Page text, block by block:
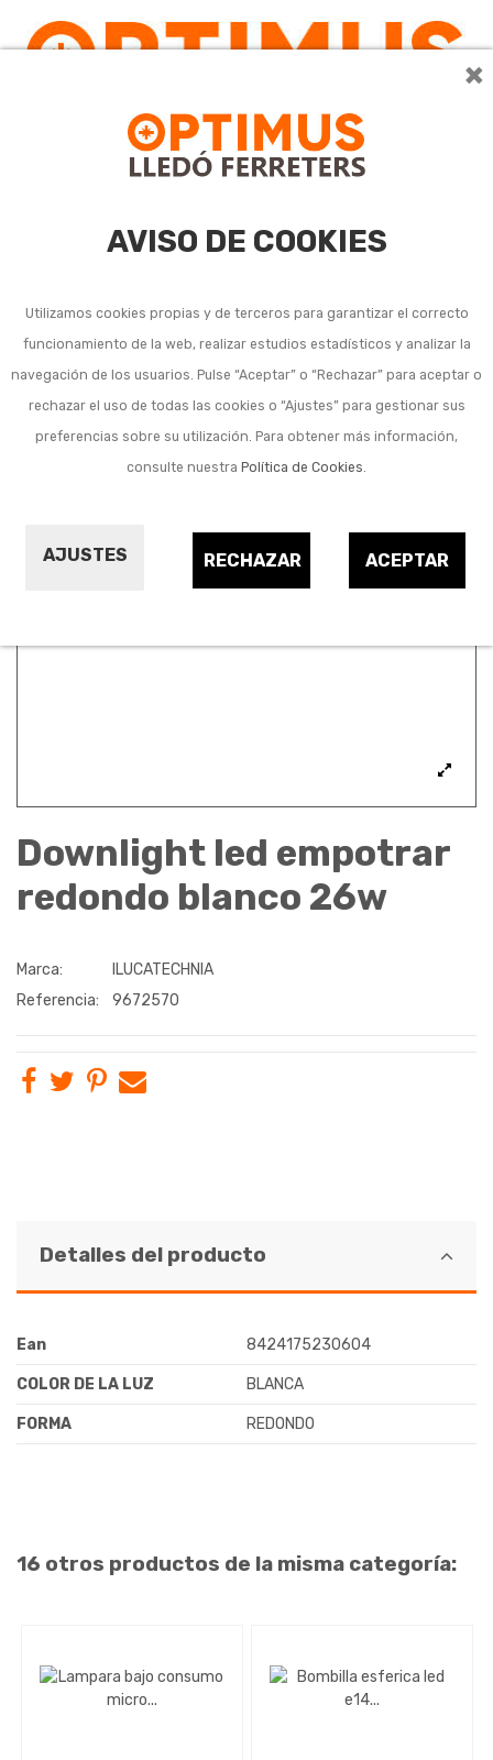
×
AVISO DE COOKIES
Utilizamos cookies propias y de terceros para garantizar el correcto
funcionamiento de la web, realizar estudios estadísticos y analizar la
navegación de los usuarios. Pulse “Aceptar” o “Rechazar” para aceptar o
rechazar el uso de todas las cookies o “Ajustes” para gestionar sus
preferencias sobre su utilización. Para obtener más información,
consulte nuestra Política de Cookies.
AJUSTES ACEPTAR
RECHAZAR
Downlight led empotrar
redondo blanco 26w
Marca:
ILUCATECHNIA
Referencia:
9672570
Detalles del producto
Ean 8424175230604
COLOR DE LA LUZ BLANCA
FORMA REDONDO
16 otros productos de la misma categoría: